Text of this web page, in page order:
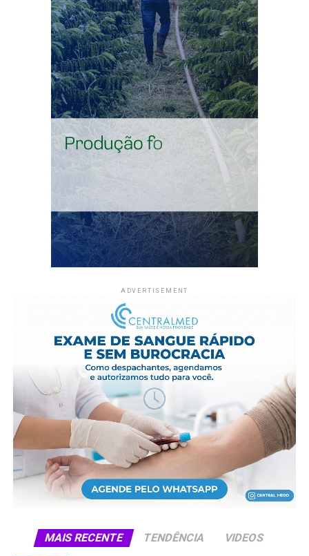
Em julho, a média cai para 242. Até 7 de agosto deste
ano, foram contabilizados 22 focos no Acre, número
ainda distante da média mensal.
O monitoramento de focos de calor é feito por imagens
de satélite. Os registros permitem acompanhar a
evolução das queimadas em grandes áreas e identificar
mudanças na distribuição das ocorrências durante o
período de estiagem.
Compartilhe isso:
Facebook WhatsApp
LinkedIn Telegram
ADVERTISEMENT
MAIS RECENTE TENDÊNCIA VIDEOS